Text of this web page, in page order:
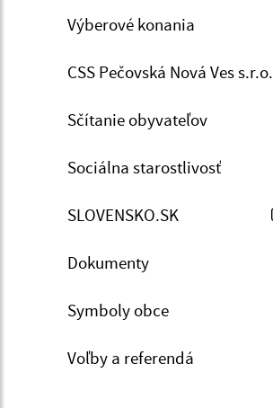
Výberové konania
CSS Pečovská Nová Ves s.r.o.
Sčítanie obyvateľov
Sociálna starostlivosť
SLOVENSKO.SK
Dokumenty
Symboly obce
Voľby a referendá